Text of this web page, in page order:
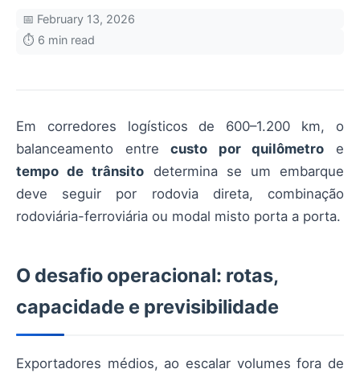
📅 February 13, 2026
⏱️ 6 min read
Em corredores logísticos de 600–1.200 km, o
balanceamento entrecusto por quilômetro e
tempo de trânsito determina se um embarque
deve seguir por rodovia direta, combinação
rodoviária-ferroviária ou modal misto porta a porta.
O desafio operacional: rotas,
capacidade e previsibilidade
Exportadores médios, ao escalar volumes fora de